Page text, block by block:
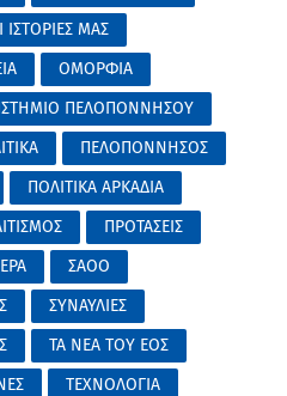
ΙΣΤΟΡΙΕΣ ΜΑΣ
ΟΜΟΡΦΙΑ
ΠΕΛΟΠΟΝΝΗΣΟΥ
ΠΕΛΟΠΟΝΝΗΣΟΣ
ΠΟΛΙΤΙΚΑ ΑΡΚΑΔΙΑ
ΠΡΟΤΑΣΕΙΣ
ΣΑΟΟ
ΣΥΝΑΥΛΙΕΣ
ΤΑ ΝΕΑ ΤΟΥ ΕΟΣ
ΤΕΧΝΟΛΟΓΙΑ